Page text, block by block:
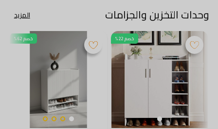
وحدات التخزين والجزامات المزيد
خصم 22% خصم 62%